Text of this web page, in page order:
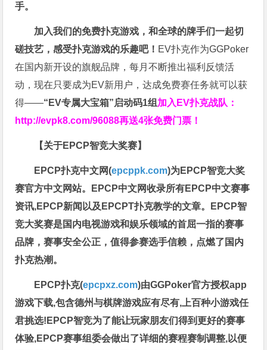
手。
加入我们的免费扑克游戏，和全球的牌手们一起切
磋技艺，感受扑克游戏的乐趣吧！ EV扑克作为GGPoker
在国内新开设的旗舰品牌，每月不断推出福利反馈活
动，现在只要成为EV新用户，达成免费赛任务就可以获
得——“EV专属大宝箱”启动码1组 加入EV扑克战队：
http://evpk8.com/96088再送4张免费门票！
【关于EPCP智竞大奖赛】
EPCP扑克中文网(epcppk.com)为EPCP智竞大奖
赛官方中文网站。EPCP中文网收录所有EPCP中文赛事
资讯,EPCP新闻以及EPCPT扑克教学的文章。EPCP智
竞大奖赛是国内电视游戏和娱乐领域的首屈一指的赛事
品牌，赛事安全公正，值得参赛选手信赖，点燃了国内
扑克热潮。
EPCP扑克(epcpxz.com)由GGPoker官方授权app
游戏下载,包含德州与棋牌游戏应有尽有,上百种小游戏任
君挑选!EPCP智竞为了能让玩家朋友们得到更好的赛事
体验,EPCP赛事组委会做出了详细的赛程赛制调整,以便